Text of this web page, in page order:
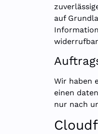
auf
Wir haben
einen
nur nach